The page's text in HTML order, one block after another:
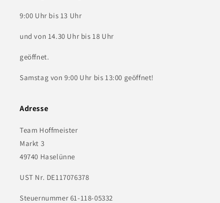
9:00 Uhr bis 13 Uhr
und von 14.30 Uhr bis 18 Uhr
geöffnet.
Samstag von 9:00 Uhr bis 13:00 geöffnet!
Adresse
Team Hoffmeister
Markt 3
49740 Haselünne
UST Nr. DE117076378
Steuernummer 61-118-05332